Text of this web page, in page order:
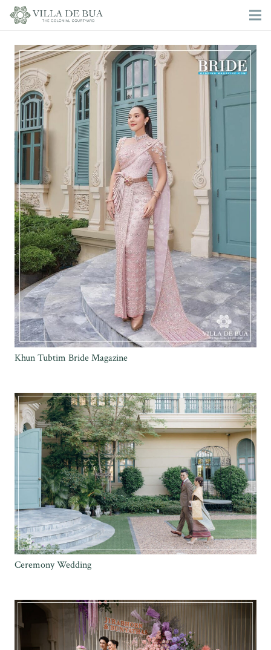
Khun Tubtim Bride Magazine
Ceremony Wedding